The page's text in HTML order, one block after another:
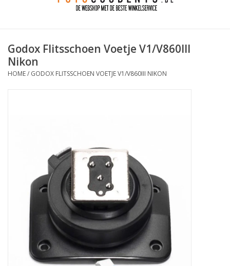
PROMO
Diensten
Godox Flitsschoen Voetje V1/V860III
Nikon
HOME/ GODOX FLITSSCHOEN VOETJE V1/V860III NIKON